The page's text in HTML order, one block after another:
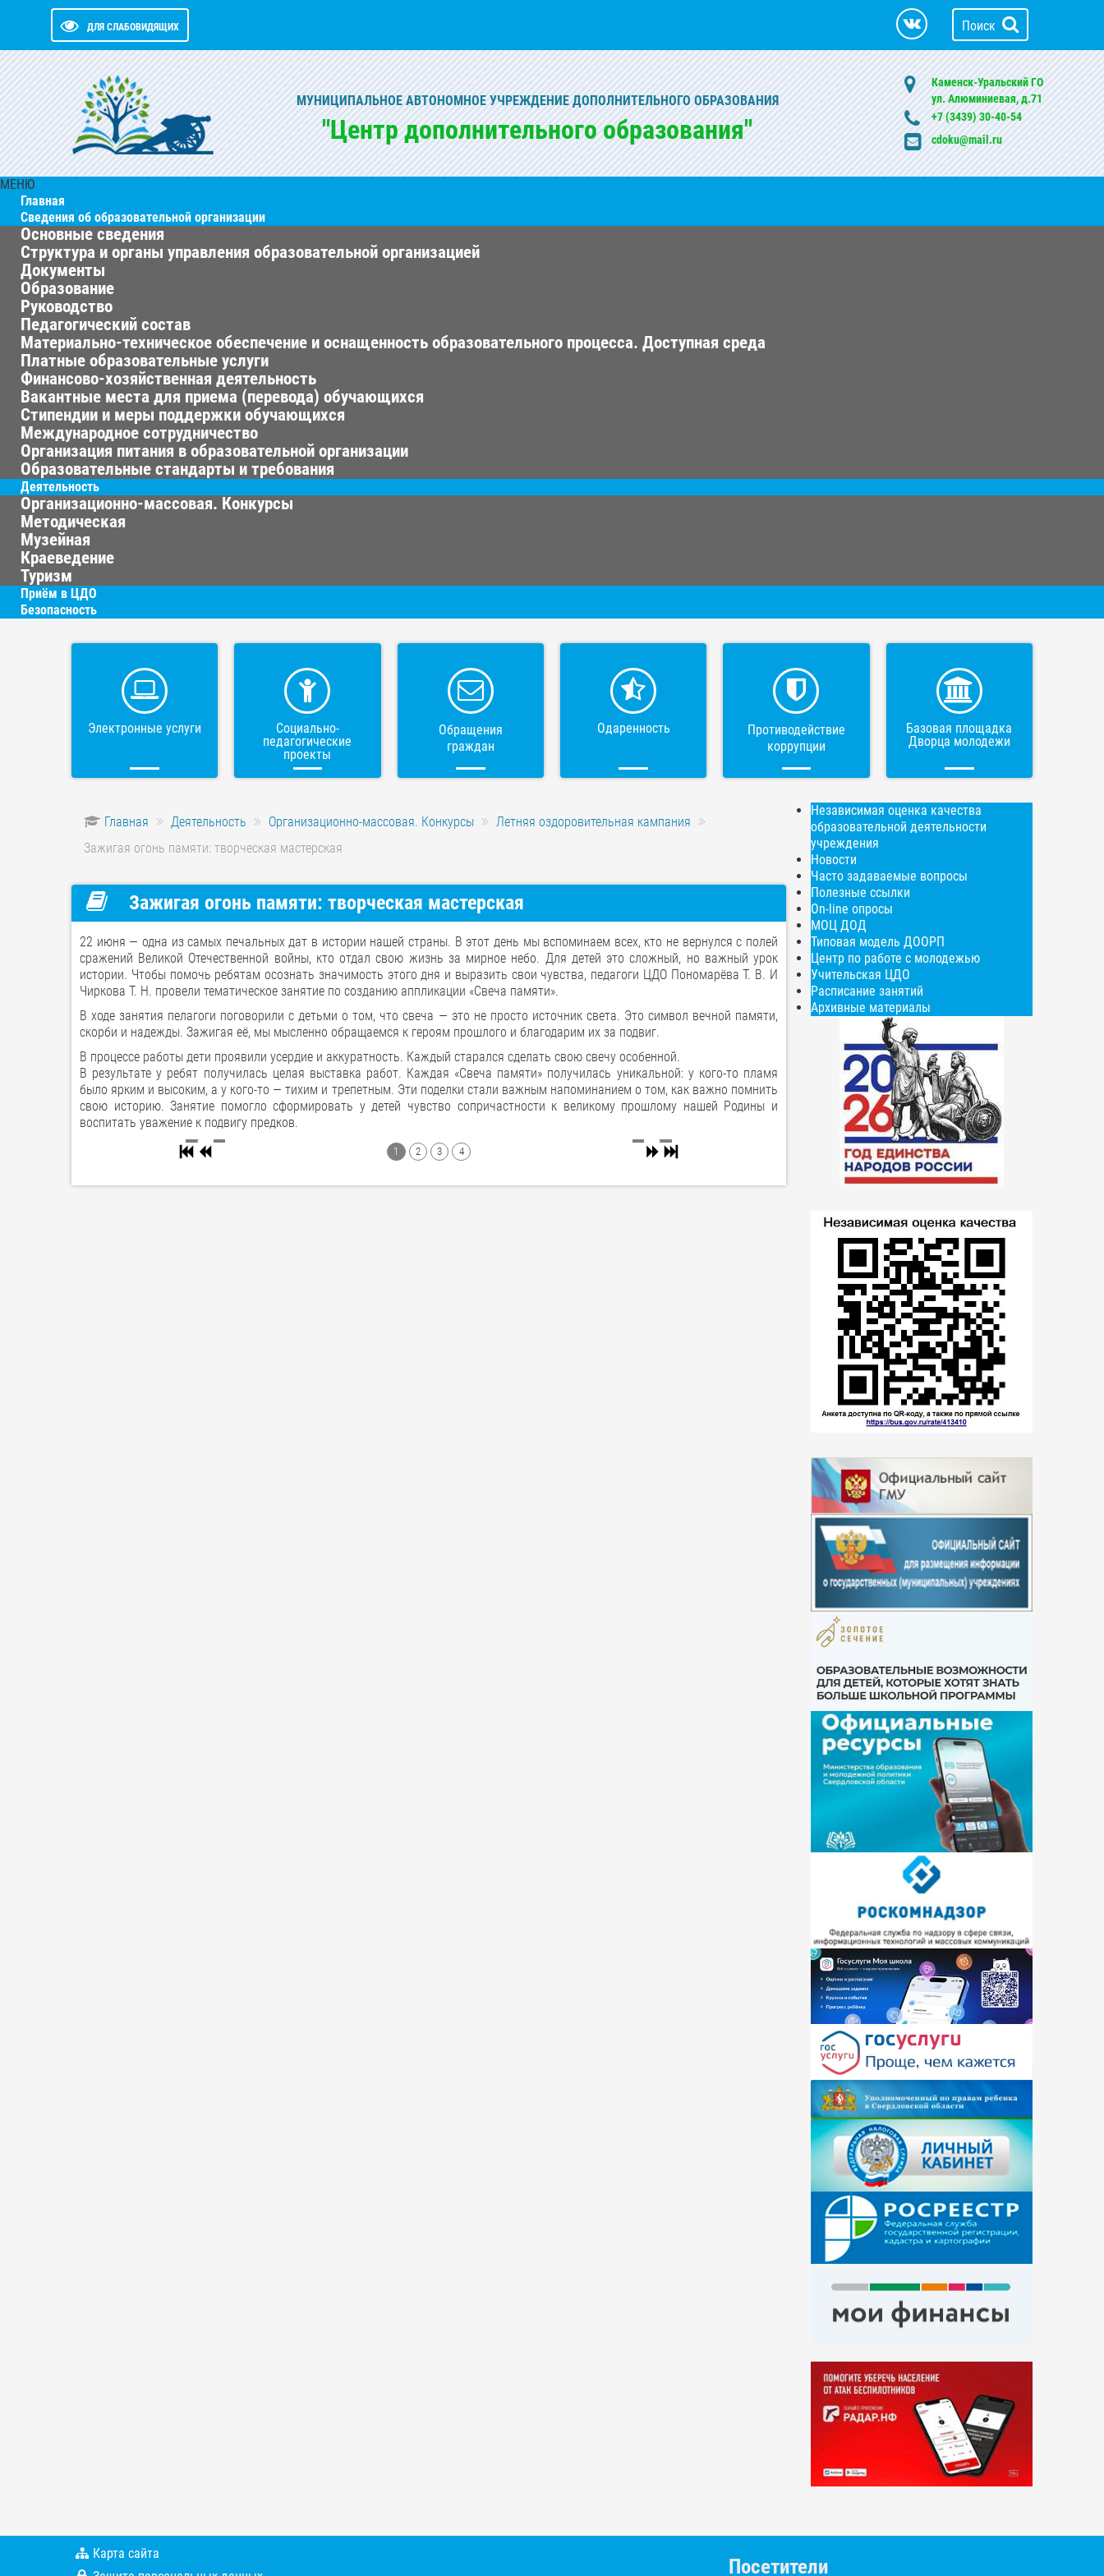
ДЛЯ СЛАБОВИДЯЩИХ Поиск
МУНИЦИПАЛЬНОЕ АВТОНОМНОЕ УЧРЕЖДЕНИЕ ДОПОЛНИТЕЛЬНОГО ОБРАЗОВАНИЯ
"Центр дополнительного образования"
Каменск-Уральский ГО
ул. Алюминиевая, д.71
+7 (3439) 30-40-54
cdoku@mail.ru
МЕНЮ
Главная
Сведения об образовательной организации
Основные сведения
Структура и органы управления образовательной организацией
Документы
Образование
Руководство
Педагогический состав
Материально-техническое обеспечение и оснащенность образовательного процесса. Доступная среда
Платные образовательные услуги
Финансово-хозяйственная деятельность
Вакантные места для приема (перевода) обучающихся
Стипендии и меры поддержки обучающихся
Международное сотрудничество
Организация питания в образовательной организации
Образовательные стандарты и требования
Деятельность
Организационно-массовая. Конкурсы
Методическая
Музейная
Краеведение
Туризм
Приём в ЦДО
Безопасность
Электронные услуги
Социально-
педагогические
проекты
Обращения
граждан
Одаренность
Противодействие
коррупции
Базовая площадка
Дворца молодежи
Главная Деятельность Организационно-массовая. Конкурсы
Летняя оздоровительная кампания
Зажигая огонь памяти: творческая мастерская
Зажигая огонь памяти: творческая мастерская
22 июня — одна из самых печальных дат в истории нашей страны. В этот день мы вспоминаем всех, кто не вернулся с полей
сражений Великой Отечественной войны, кто отдал свою жизнь за мирное небо. Для детей это сложный, но важный урок
истории. Чтобы помочь ребятам осознать значимость этого дня и выразить свои чувства, педагоги ЦДО Пономарёва Т. В. И
Чиркова Т. Н. провели тематическое занятие по созданию аппликации «Свеча памяти».
В ходе занятия пелагоги поговорили с детьми о том, что свеча — это не просто источник света. Это символ вечной памяти,
скорби и надежды. Зажигая её, мы мысленно обращаемся к героям прошлого и благодарим их за подвиг.
В процессе работы дети проявили усердие и аккуратность. Каждый старался сделать свою свечу особенной.
В результате у ребят получилась целая выставка работ. Каждая «Свеча памяти» получилась уникальной: у кого-то пламя
было ярким и высоким, а у кого-то — тихим и трепетным. Эти поделки стали важным напоминанием о том, как важно помнить
свою историю. Занятие помогло сформировать у детей чувство сопричастности к великому прошлому нашей Родины и
воспитать уважение к подвигу предков.
1 2 3 4
Независимая оценка качества
образовательной деятельности
учреждения
Новости
Часто задаваемые вопросы
Полезные ссылки
On-line опросы
МОЦ ДОД
Типовая модель ДООРП
Центр по работе с молодежью
Учительская ЦДО
Расписание занятий
Архивные материалы
Карта сайта
Посетители